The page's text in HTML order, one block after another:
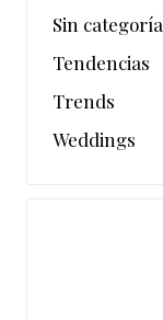
Sin categoría
Tendencias
Trends
Weddings